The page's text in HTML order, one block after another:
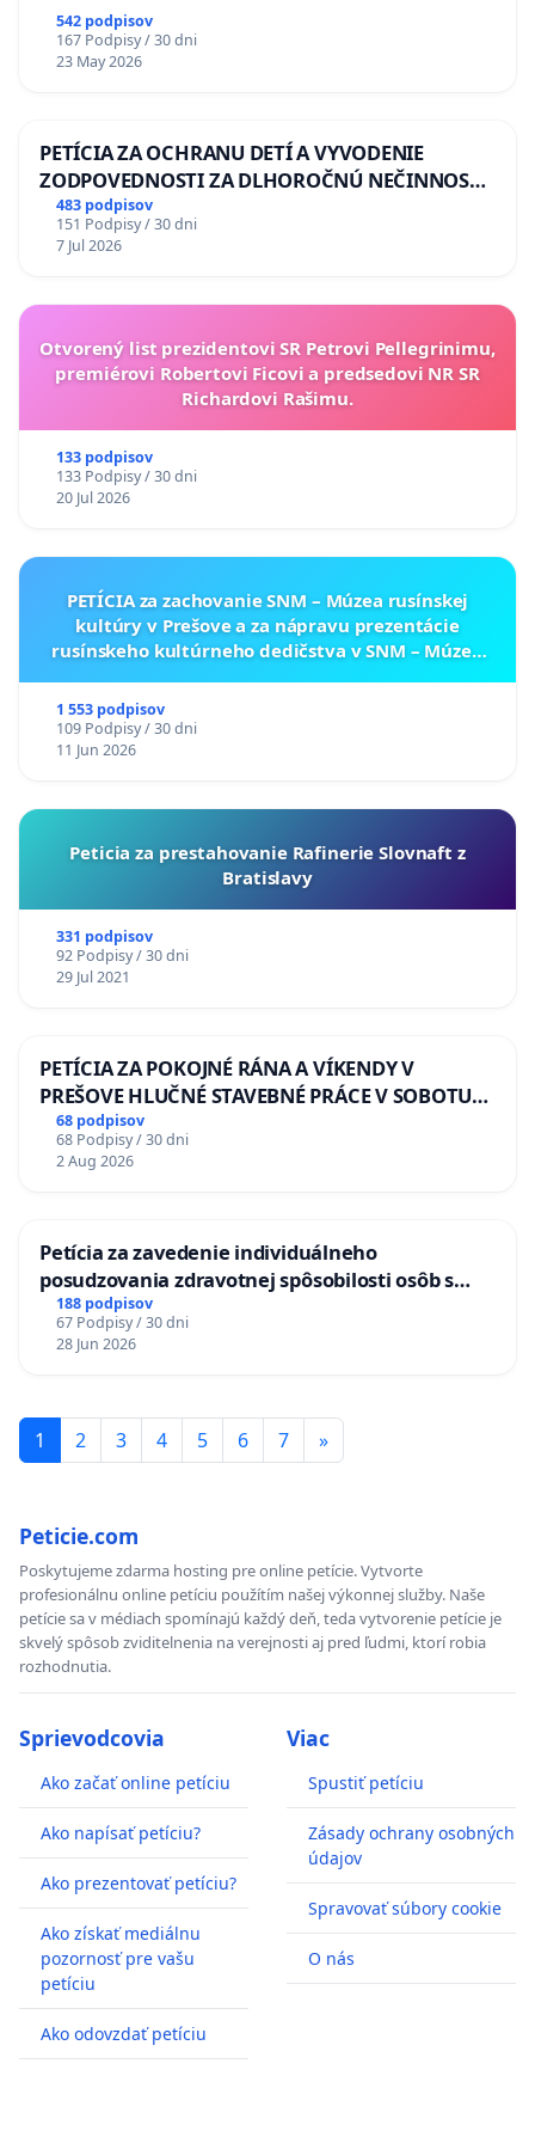
542 podpisov
167 Podpisy / 30 dni
23 May 2026
PETÍCIA ZA OCHRANU DETÍ A VYVODENIE
ZODPOVEDNOSTI ZA DLHOROČNÚ NEČINNOSŤ
A ZLYHANIE ŠTÁTU
483 podpisov
151 Podpisy / 30 dni
7 Jul 2026
Otvorený list prezidentovi SR Petrovi Pellegrinimu,
premiérovi Robertovi Ficovi a predsedovi NR SR
Richardovi Rašimu.
133 podpisov
133 Podpisy / 30 dni
20 Jul 2026
PETÍCIA za zachovanie SNM – Múzea rusínskej
kultúry v Prešove a za nápravu prezentácie
rusínskeho kultúrneho dedičstva v SNM – Múzeu
1 553 podpisov
109 Podpisy / 30 dni
11 Jun 2026
Peticia za prestahovanie Rafinerie Slovnaft z
Bratislavy
331 podpisov
92 Podpisy / 30 dni
29 Jul 2021
PETÍCIA ZA POKOJNÉ RÁNA A VÍKENDY V
PREŠOVE HLUČNÉ STAVEBNÉ PRÁCE V SOBOTU
LEN OD 9.00 DO 13.00 HOD., CEZ PRACOVNÝ
TÝŽDEŇ CIEĽ 8.00 – 18.00 HOD. A PRAVIDELNÁ
KONTROLA STAVBY C-AREA NA
68 podpisov
68 Podpisy / 30 dni
2 Aug 2026
Petícia za zavedenie individuálneho
posudzovania zdravotnej spôsobilosti osôb s
diabetom 1. a 2. typu pri prijímaní do
Policajného zboru SR
188 podpisov
67 Podpisy / 30 dni
28 Jun 2026
1 2 3 4 5 6 7 »
Peticie.com
Poskytujeme zdarma hosting pre online petície. Vytvorte
profesionálnu online petíciu použítím našej výkonnej služby. Naše
petície sa v médiach spomínajú každý deň, teda vytvorenie petície je
skvelý spôsob zviditelnenia na verejnosti aj pred ľudmi, ktorí robia
rozhodnutia.
Sprievodcovia
Ako začať online petíciu
Ako napísať petíciu?
Ako prezentovať petíciu?
Ako získať mediálnu
pozornosť pre vašu
petíciu
Ako odovzdať petíciu
Viac
Spustiť petíciu
Zásady ochrany osobných
údajov
Spravovať súbory cookie
O nás